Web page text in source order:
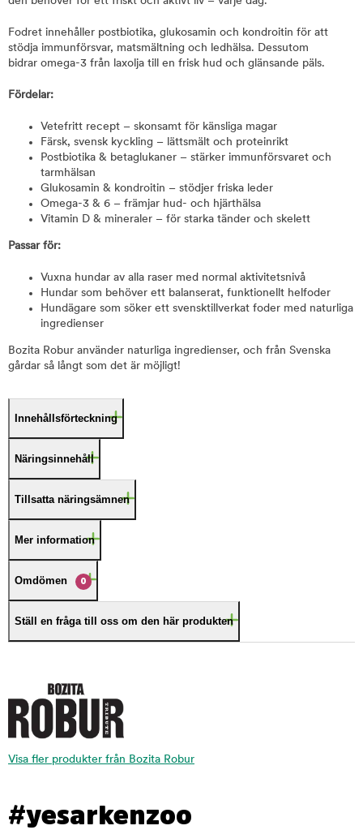
Fodret innehåller postbiotika, glukosamin och kondroitin för att
stödja immunförsvar, matsmältning och ledhälsa. Dessutom
bidrar omega-3 från laxolja till en frisk hud och glänsande päls.
Fördelar:
Vetefritt recept – skonsamt för känsliga magar
Färsk, svensk kyckling – lättsmält och proteinrikt
Postbiotika & betaglukaner – stärker immunförsvaret och
tarmhälsan
Glukosamin & kondroitin – stödjer friska leder
Omega-3 & 6 – främjar hud- och hjärthälsa
Vitamin D & mineraler – för starka tänder och skelett
Passar för:
Vuxna hundar av alla raser med normal aktivitetsnivå
Hundar som behöver ett balanserat, funktionellt helfoder
Hundägare som söker ett svensktillverkat foder med naturliga
ingredienser
Bozita Robur använder naturliga ingredienser, och från Svenska
gårdar så långt som det är möjligt!
Innehållsförteckning
Näringsinnehåll
Tillsatta näringsämnen
Mer information
Omdömen 0
Ställ en fråga till oss om den här produkten
Visa fler produkter från Bozita Robur
#yesarkenzoo